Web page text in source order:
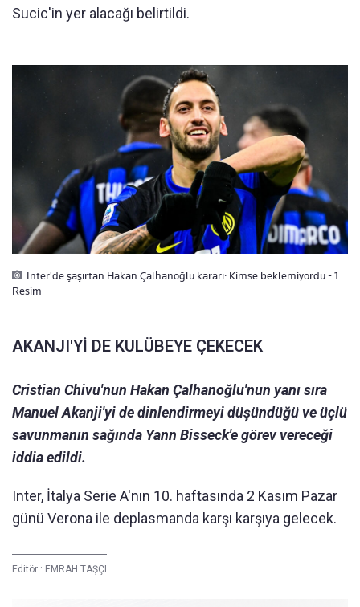
Sucic'in yer alacağı belirtildi.
Inter'de şaşırtan Hakan Çalhanoğlu kararı: Kimse beklemiyordu - 1.
Resim
AKANJI'Yİ DE KULÜBEYE ÇEKECEK
Cristian Chivu'nun Hakan Çalhanoğlu'nun yanı sıra
Manuel Akanji'yi de dinlendirmeyi düşündüğü ve üçlü
savunmanın sağında Yann Bisseck'e görev vereceği
iddia edildi.
Inter, İtalya Serie A'nın 10. haftasında 2 Kasım Pazar
günü Verona ile deplasmanda karşı karşıya gelecek.
Editör : EMRAH TAŞÇI